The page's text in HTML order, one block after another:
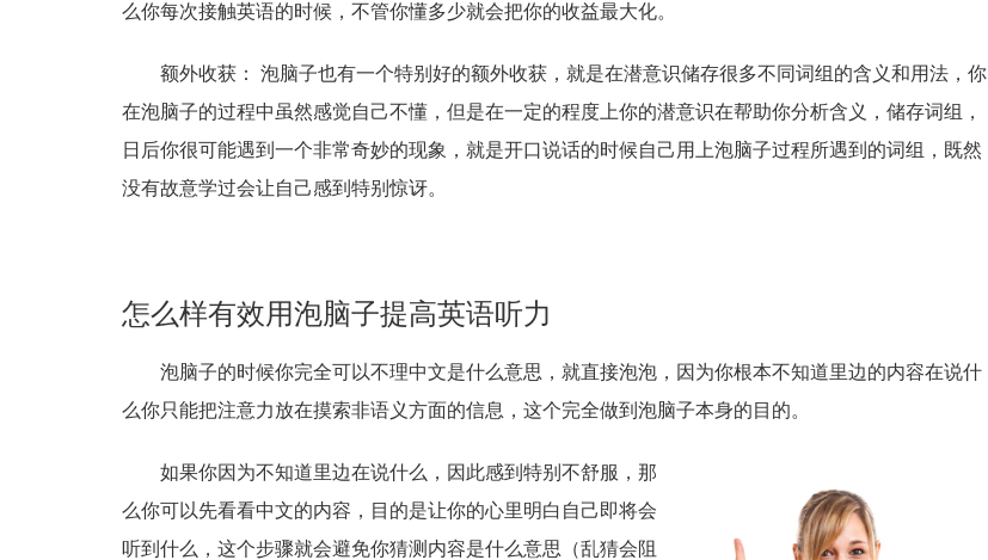
么你每次接触英语的时候，不管你懂多少就会把你的收益最大化。
额外收获： 泡脑子也有一个特别好的额外收获，就是在潜意识储存很多不同词组的含义和用法，你
在泡脑子的过程中虽然感觉自己不懂，但是在一定的程度上你的潜意识在帮助你分析含义，储存词组，
日后你很可能遇到一个非常奇妙的现象，就是开口说话的时候自己用上泡脑子过程所遇到的词组，既然
没有故意学过会让自己感到特别惊讶。
怎么样有效用泡脑子提高英语听力
泡脑子的时候你完全可以不理中文是什么意思，就直接泡泡，因为你根本不知道里边的内容在说什
么你只能把注意力放在摸索非语义方面的信息，这个完全做到泡脑子本身的目的。
如果你因为不知道里边在说什么，因此感到特别不舒服，那
么你可以先看看中文的内容，目的是让你的心里明白自己即将会
听到什么，这个步骤就会避免你猜测内容是什么意思（乱猜会阻